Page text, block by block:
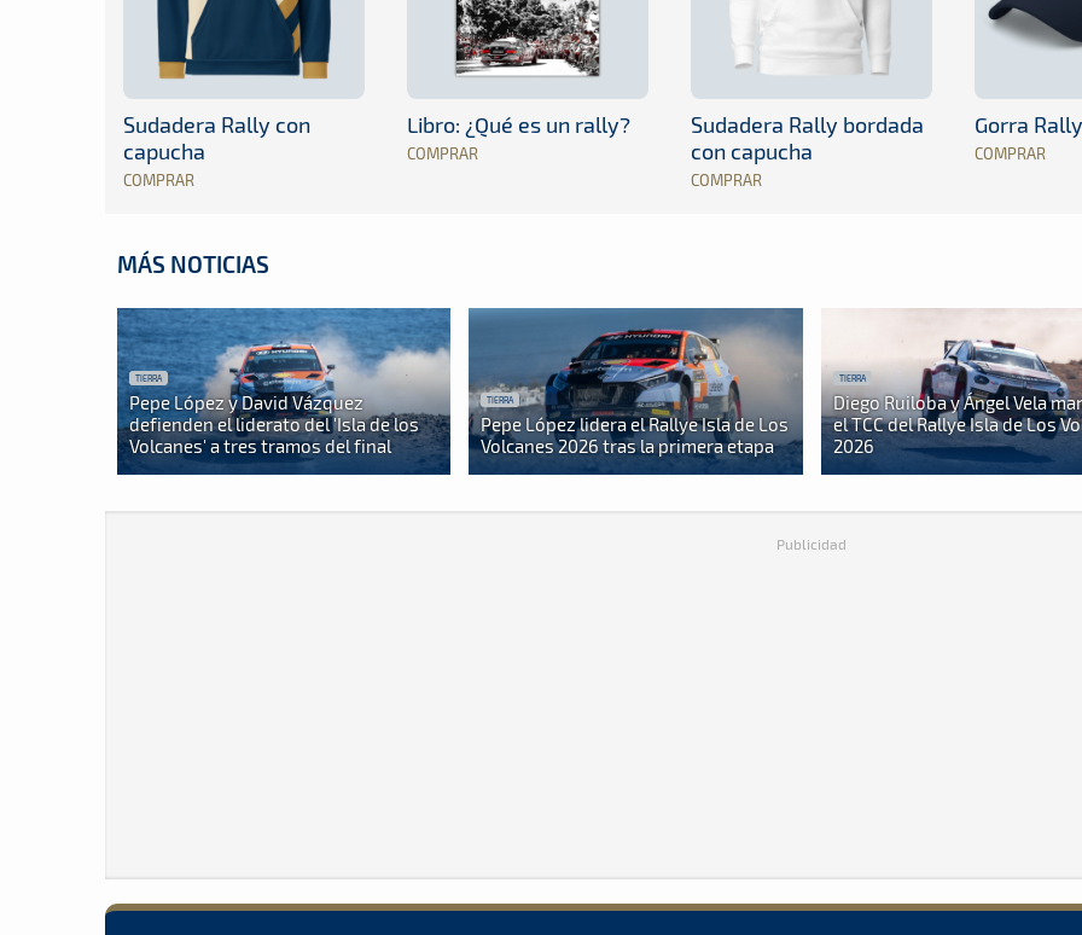
Sudadera Rally con
capucha
COMPRAR
Libro: ¿Qué es un rally?
COMPRAR
Sudadera Rally bordada
con capucha
COMPRAR
Gorra
COMPRAR
MÁS NOTICIAS
TIERRA
Pepe López y David Vázquez
defienden el liderato del 'Isla de los
Volcanes' a tres tramos del final
TIERRA
Pepe López lidera el Rallye Isla de Los
Volcanes 2026 tras la primera etapa
TIERRA
Diego Ruiloba y Ángel Vela
el TCC del Rallye Isla de Los
2026
Publicidad